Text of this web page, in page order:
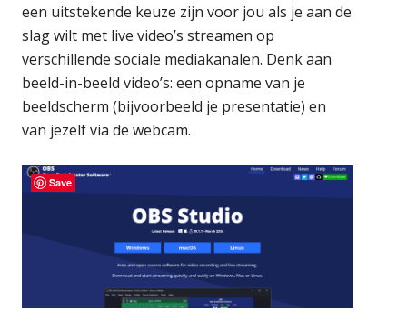
een uitstekende keuze zijn voor jou als je aan de
slag wilt met live video’s streamen op
verschillende sociale mediakanalen. Denk aan
beeld-in-beeld video’s: een opname van je
beeldscherm (bijvoorbeeld je presentatie) en
van jezelf via de webcam.
Save